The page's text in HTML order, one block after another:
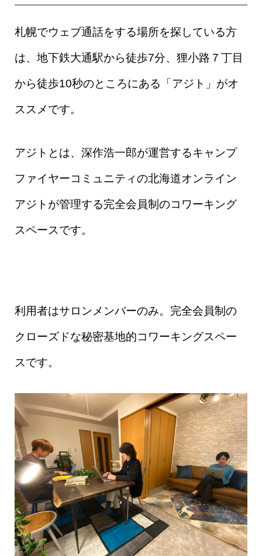
札幌でウェブ通話をする場所を探している方
は、地下鉄大通駅から徒歩7分、狸小路７丁目
から徒歩10秒のところにある「アジト」がオ
ススメです。
アジトとは、深作浩一郎が運営するキャンプ
ファイヤーコミュニティの北海道オンライン
アジトが管理する完全会員制のコワーキング
スペースです。
利用者はサロンメンバーのみ。完全会員制の
クローズドな秘密基地的コワーキングスペー
スです。